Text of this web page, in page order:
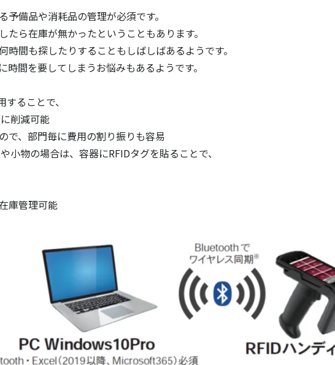
備品や消耗品の管理が必須です。
たら在庫が無かったということもあります。
時間も探したりすることもしばしばあるようです。
間を要してしまうお悩みもあるようです。
ることで、
削減可能
で、部門毎に費用の割り振りも容易
小物の場合は、容器にRFIDタグを貼ることで、
庫管理可能